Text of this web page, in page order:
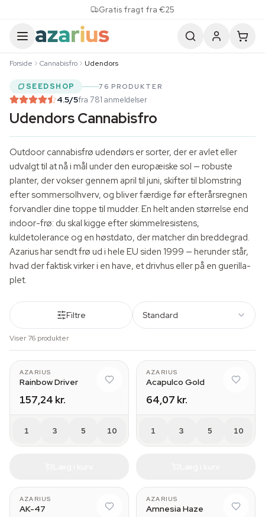
Gratis fragt fra €25
Forside Cannabisfro Udendors
SEEDSHOP 76 PRODUKTER
4.5/5fra 781 anmeldelser
Udendors Cannabisfro
Outdoor cannabisfrø udendørs er sorter, der er avlet eller
udvalgt til at nå i mål under den europæiske sol — robuste
planter, der vokser gennem april til juni, skifter til blomstring
efter sommersolhverv, og bliver færdige før efterårsregnen
forvandler dine toppe til mudder. En helt anden størrelse end
indoor-frø: du skal kigge efter skimmelresistens,
kuldetolerance og en høstdato, der matcher din breddegrad.
Azarius har sendt frø ud i hele EU siden 1999 — herunder står,
hvad der faktisk virker i en have, et drivhus eller på en guerilla-
plet.
Filtre Standard
Viser 76 produkter
AZARIUS
Rainbow Driver
157,24 kr.
1 3 5 10
AZARIUS
Acapulco Gold
64,07 kr.
1 3 5 10
AZARIUS
AK-47
AZARIUS
Amnesia Haze